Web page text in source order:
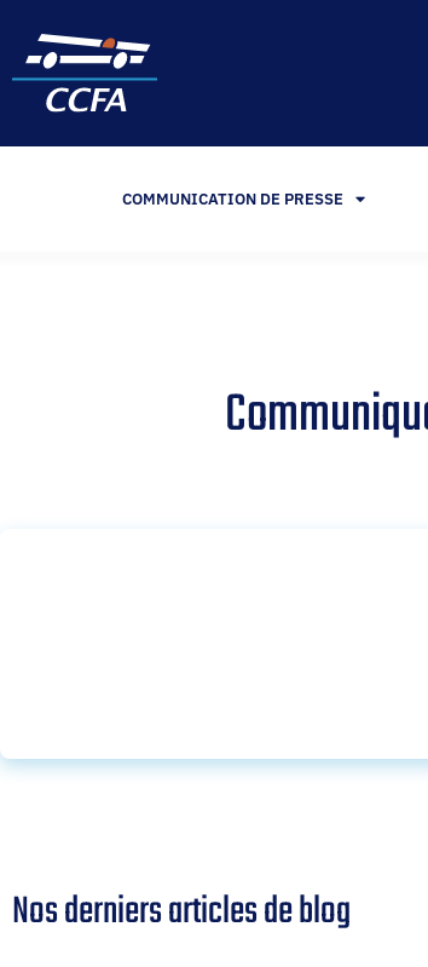
COMMUNICATION DE PRESSE
Nos derniers articles de blog